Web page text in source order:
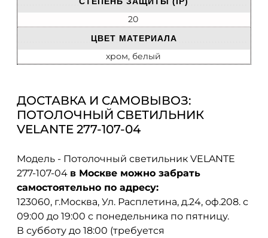
20
ЦВЕТ МАТЕРИАЛА
хром, белый
ДОСТАВКА И САМОВЫВОЗ:
ПОТОЛОЧНЫЙ СВЕТИЛЬНИК
VELANTE 277-107-04
Модель - Потолочный светильник VELANTE
277-107-04 в Москве можно забрать
самостоятельно по адресу:
123060, г.Москва, Ул. Расплетина, д.24, оф.208. с
09:00 до 19:00 с понедельника по пятницу.
В субботу до 18:00 (требуется